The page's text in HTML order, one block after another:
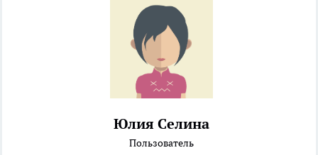
Юлия Селина
Пользователь